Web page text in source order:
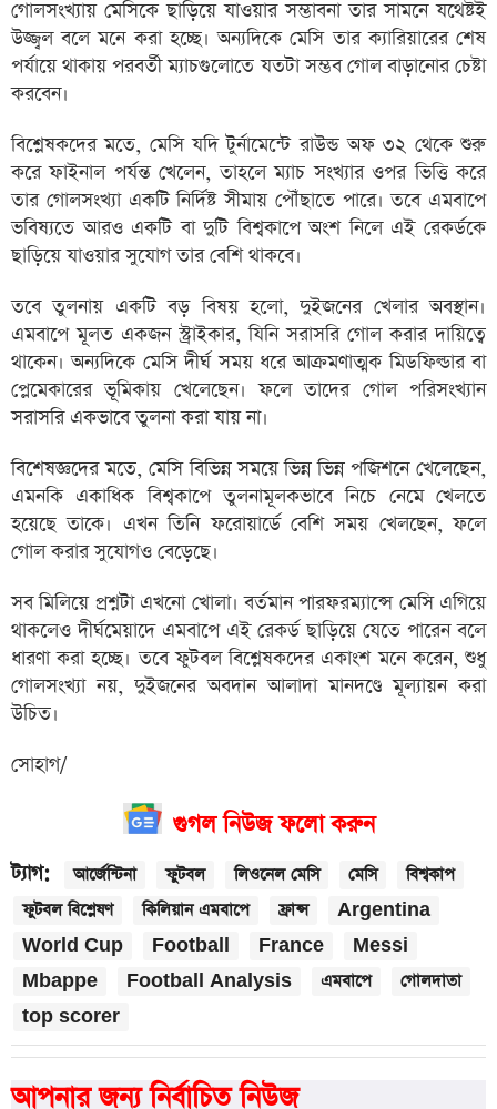
গোলসংখ্যায় মেসিকে ছাড়িয়ে যাওয়ার সম্ভাবনা তার সামনে যথেষ্টই
উজ্জ্বল বলে মনে করা হচ্ছে। অন্যদিকে মেসি তার ক্যারিয়ারের শেষ
পর্যায়ে থাকায় পরবর্তী ম্যাচগুলোতে যতটা সম্ভব গোল বাড়ানোর চেষ্টা
করবেন।
বিশ্লেষকদের মতে, মেসি যদি টুর্নামেন্টে রাউন্ড অফ ৩২ থেকে শুরু
করে ফাইনাল পর্যন্ত খেলেন, তাহলে ম্যাচ সংখ্যার ওপর ভিত্তি করে
তার গোলসংখ্যা একটি নির্দিষ্ট সীমায় পৌঁছাতে পারে। তবে এমবাপে
ভবিষ্যতে আরও একটি বা দুটি বিশ্বকাপে অংশ নিলে এই রেকর্ডকে
ছাড়িয়ে যাওয়ার সুযোগ তার বেশি থাকবে।
তবে তুলনায় একটি বড় বিষয় হলো, দুইজনের খেলার অবস্থান।
এমবাপে মূলত একজন স্ট্রাইকার, যিনি সরাসরি গোল করার দায়িত্বে
থাকেন। অন্যদিকে মেসি দীর্ঘ সময় ধরে আক্রমণাত্মক মিডফিল্ডার বা
প্লেমেকারের ভূমিকায় খেলেছেন। ফলে তাদের গোল পরিসংখ্যান
সরাসরি একভাবে তুলনা করা যায় না।
বিশেষজ্ঞদের মতে, মেসি বিভিন্ন সময়ে ভিন্ন ভিন্ন পজিশনে খেলেছেন,
এমনকি একাধিক বিশ্বকাপে তুলনামূলকভাবে নিচে নেমে খেলতে
হয়েছে তাকে। এখন তিনি ফরোয়ার্ডে বেশি সময় খেলছেন, ফলে
গোল করার সুযোগও বেড়েছে।
সব মিলিয়ে প্রশ্নটা এখনো খোলা। বর্তমান পারফরম্যান্সে মেসি এগিয়ে
থাকলেও দীর্ঘমেয়াদে এমবাপে এই রেকর্ড ছাড়িয়ে যেতে পারেন বলে
ধারণা করা হচ্ছে। তবে ফুটবল বিশ্লেষকদের একাংশ মনে করেন, শুধু
গোলসংখ্যা নয়, দুইজনের অবদান আলাদা মানদণ্ডে মূল্যায়ন করা
উচিত।
সোহাগ/
গুগল নিউজ ফলো করুন
ট্যাগ: আর্জেন্টিনা ফুটবল লিওনেল মেসি মেসি
বিশ্বকাপ
ফুটবল বিশ্লেষণ
কিলিয়ান এমবাপে ফ্রান্স
Argentina
World Cup
Football France
Messi
Mbappe
Football Analysis এমবাপে
গোলদাতা
top scorer
আপনার জন্য নির্বাচিত নিউজ